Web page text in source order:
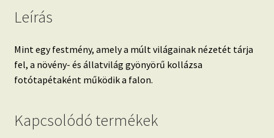
Leírás
Mint egy festmény, amely a múlt világainak nézetét tárja
fel, a növény- és állatvilág gyönyörű kollázsa
fotótapétaként működik a falon.
Kapcsolódó termékek